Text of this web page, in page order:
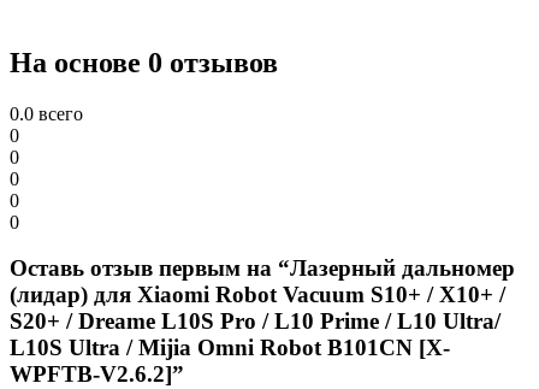
На основе 0 отзывов
0.0 всего
0
0
0
0
0
Оставь отзыв первым на “Лазерный дальномер
(лидар) для Xiaomi Robot Vacuum S10+ / X10+ /
S20+ / Dreamе L10S Рrо / L10 Рrime / L10 Ultra/
L10S Ultrа / Mijia Omni Robot B101CN [X-
WPFTB-V2.6.2]”